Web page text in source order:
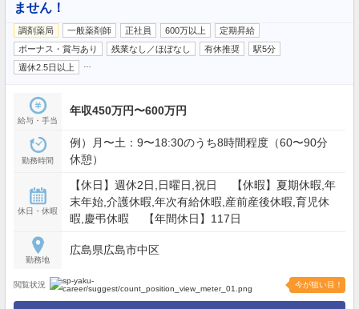
ません！
調剤薬局 一般薬剤師 正社員 600万以上
定期昇給
ボーナス・賞与あり
残業なし／ほぼなし 有休推奨
駅5分
週休2.5日以上
給与・手当
年収450万円〜600万円
勤務時間
例）月〜土：9〜18:30のうち8時間程度（60〜90分
休憩）
休日・休暇
【休日】週休2日,日曜日,祝日 【休暇】夏期休暇,年
末年始,介護休暇,年次有給休暇,産前産後休暇,育児休
暇,慶弔休暇 【年間休日】117日
勤務地
広島県広島市中区
閲覧状況 今が狙い目！